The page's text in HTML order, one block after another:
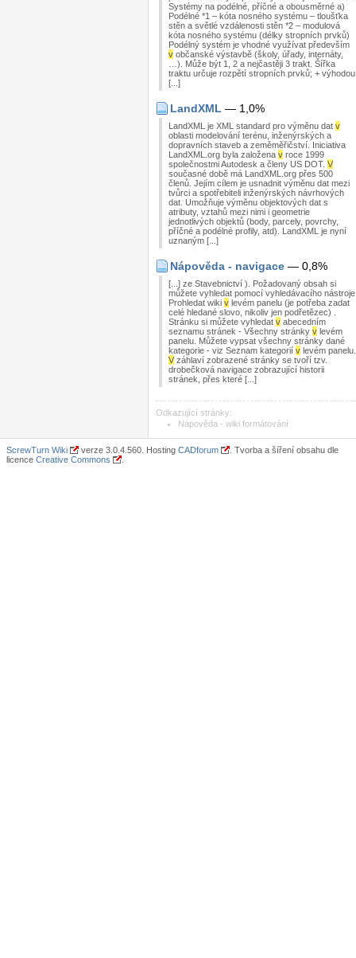
Systémy na podélné, příčné a obousměrné a)
Podélné *1 – kóta nosného systému – tloušťka
stěn a světlé vzdálenosti stěn *2 – modulová
kóta nosného systému (délky stropních prvků)
Podélný systém je vhodné využívat především
v občanské výstavbě (školy, úřady, internáty,
…). Může být 1, 2 a nejčastěji 3 trakt. Šířka
traktu určuje rozpětí stropních prvků; + výhodou
[...]
LandXML — 1,0%
LandXML je XML standard pro výměnu dat v
oblasti modelování terénu, inženýrských a
dopravních staveb a zeměměřičství. Iniciativa
LandXML.org byla založena v roce 1999
společnostmi Autodesk a členy US DOT. V
současné době má LandXML.org přes 500
členů. Jejím cílem je usnadnit výměnu dat mezi
tvůrci a spotřebiteli inženýrských návrhových
dat. Umožňuje výměnu objektových dat s
atributy, vztahů mezi nimi i geometrie
jednotlivých objektů (body, parcely, povrchy,
příčné a podélné profily, atd). LandXML je nyní
uznaným [...]
Nápověda - navigace — 0,8%
[...] ze Stavebnictví ). Požadovaný obsah si
můžete vyhledat pomocí vyhledávacího nástroje
Prohledat wiki v levém panelu (je potřeba zadat
celé hledané slovo, nikoliv jen podřetězec) .
Stránku si můžete vyhledat v abecedním
seznamu stránek - Všechny stránky v levém
panelu. Můžete vypsat všechny stránky dané
kategorie - viz Seznam kategorií v levém panelu.
V záhlaví zobrazené stránky se tvoří tzv.
drobečková navigace zobrazující historii
stránek, přes které [...]
Odkazující stránky:
Nápověda - wiki formátování
ScrewTurn Wiki verze 3.0.4.560. Hosting CADforum
. Tvorba a šíření obsahu dle
licence Creative Commons